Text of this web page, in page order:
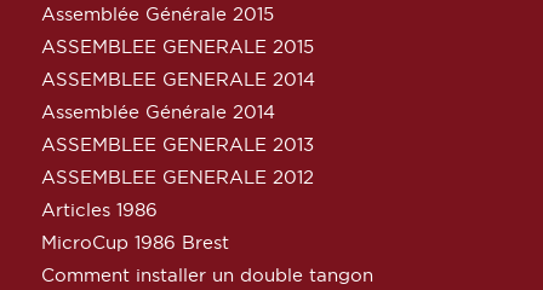
Assemblée Générale 2015
ASSEMBLEE GENERALE 2015
ASSEMBLEE GENERALE 2014
Assemblée Générale 2014
ASSEMBLEE GENERALE 2013
ASSEMBLEE GENERALE 2012
Articles 1986
MicroCup 1986 Brest
Comment installer un double tangon